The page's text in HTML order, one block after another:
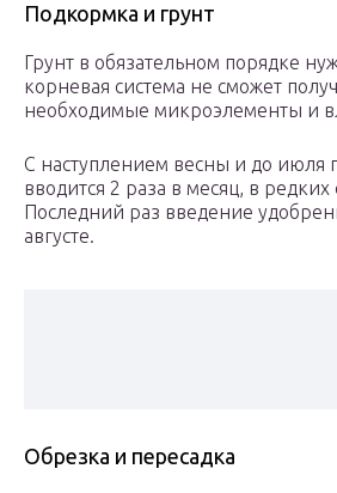
Подкормка и грунт
Грунт в обязательном порядке
корневая система не сможет
необходимые микроэлементы и
С наступлением весны и до июля
вводится 2 раза в месяц, в редких
Последний раз введение
августе.
Обрезка и пересадка